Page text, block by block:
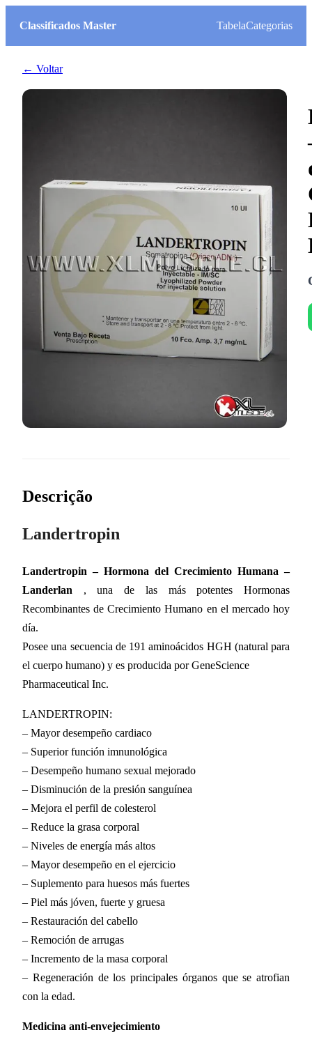
Classificados Master TabelaCategorias
← Voltar
Descrição
Landertropin
Landertropin – Hormona del Crecimiento Humana –
Landerlan , una de las más potentes Hormonas
Recombinantes de Crecimiento Humano en el mercado hoy
día.
Posee una secuencia de 191 aminoácidos HGH (natural para
el cuerpo humano) y es producida por GeneScience
Pharmaceutical Inc.
LANDERTROPIN:
– Mayor desempeño cardiaco
– Superior función imnunológica
– Desempeño humano sexual mejorado
– Disminución de la presión sanguínea
– Mejora el perfil de colesterol
– Reduce la grasa corporal
– Niveles de energía más altos
– Mayor desempeño en el ejercicio
– Suplemento para huesos más fuertes
– Piel más jóven, fuerte y gruesa
– Restauración del cabello
– Remoción de arrugas
– Incremento de la masa corporal
– Regeneración de los principales órganos que se atrofian
con la edad.
Medicina anti-envejecimiento